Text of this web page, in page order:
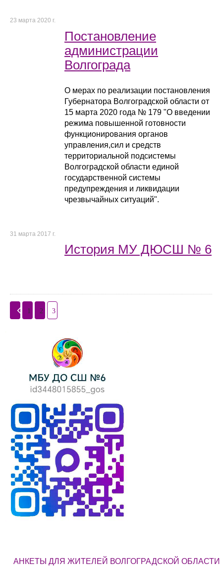
23 марта 2020 г.
Постановление
администрации
Волгограда
О мерах по реализации постановления
Губернатора Волгоградской области от
15 марта 2020 года № 179 "О введении
режима повышенной готовности
функционирования органов
управления,сил и средств
территориальной подсистемы
Волгоградской области единой
государственной системы
предупреждения и ликвидации
чрезвычайных ситуаций".
31 марта 2017 г.
История МУ ДЮСШ № 6
1 2 3
АНКЕТЫ ДЛЯ ЖИТЕЛЕЙ ВОЛГОГРАДСКОЙ ОБЛАСТИ